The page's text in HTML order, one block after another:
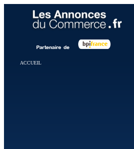
ACCUEIL
Panneau de gestion des cookies